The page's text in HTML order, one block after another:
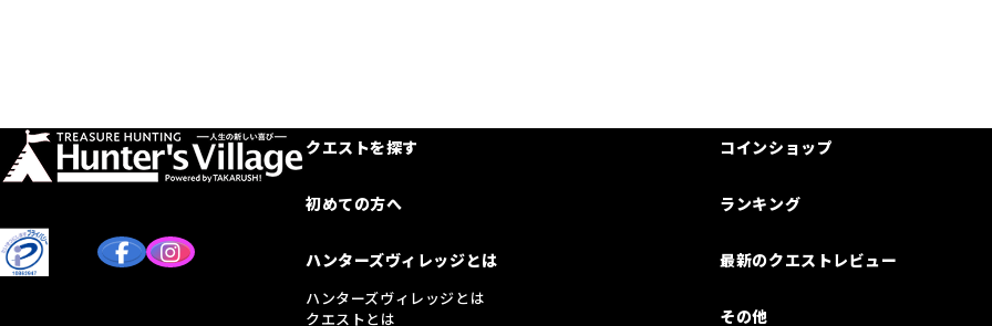
クエストを探す
初めての方へ
ハンターズヴィレッジとは
ハンターズヴィレッジとは
クエストとは
コインショップ
ランキング
最新のクエストレビュー
その他